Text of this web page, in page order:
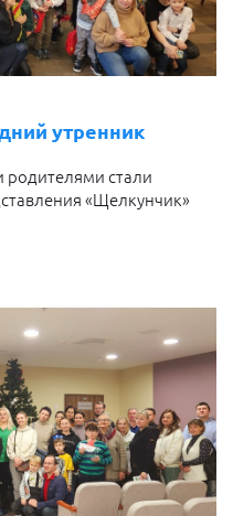
утренник
родителями стали
«Щелкунчик»